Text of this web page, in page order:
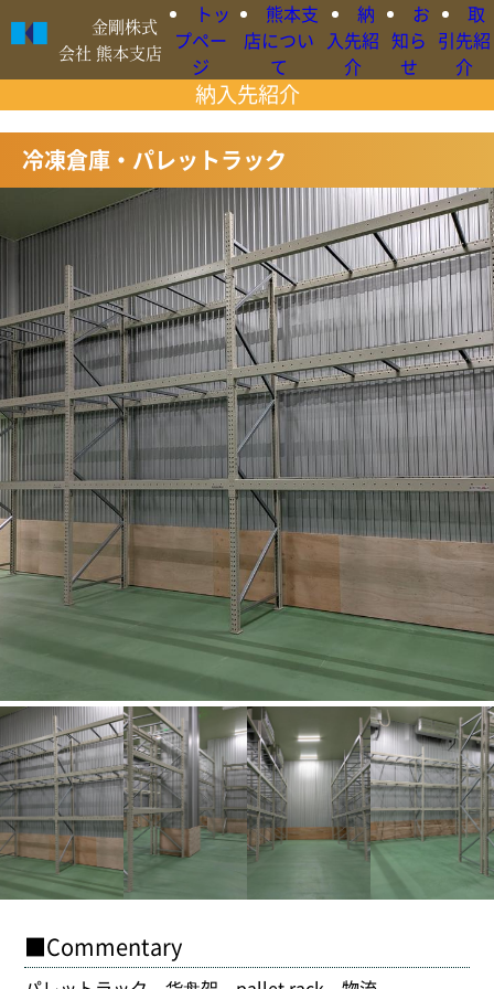
金剛株式
会社 熊本支店
○日本語
トッ
プペー
ジ
熊本支
店につい
て
納
入先紹
介
お
知ら
せ
取
引先紹
介
納入先紹介
冷凍倉庫・パレットラック
■Commentary